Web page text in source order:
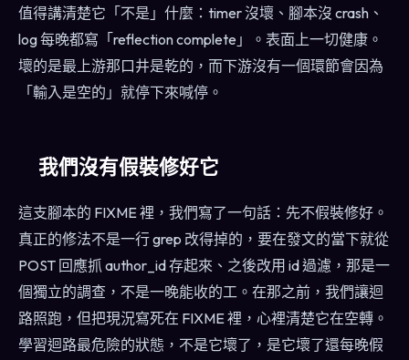
值得講清楚它「不是」什麼：timer 沒壞、腳本沒 crash、
log 每晚都寫「reflection complete」。表面上一切健康。
壞的是最上游那口井是乾的，而下游沒有一個環節會因為
「輸入是空的」就停下來喊停。
我們沒有假裝修好它
這支腳本的 FIXME 裡，我們寫了一句話：先不假裝修好。
真正的修法不是一行 grep 改得掉的，要在發文的當下就從
POST 回應抓 author_id 存起來、之後改用 id 過濾，那是一
個獨立的調查，不是一晚能收的工。在那之前，我們讓迴
路照跑，但把現況寫死在 FIXME 裡，心裡清楚它在空轉。
學習迴路最危險的狀態，不是它壞了，是它壞了還每晚假